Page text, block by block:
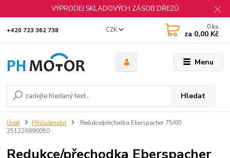
VÝPRODEJ SKLADOVÝCH ZÁSOB DŘEZŮ
Menu
CZK
Hledat
+420 723 362 738 0 ks
za 0,00 Kč
Úvod Příslušenství
Redukce/přechodka Eberspacher 75/60
251226890050
Redukce/přechodka Eberspacher